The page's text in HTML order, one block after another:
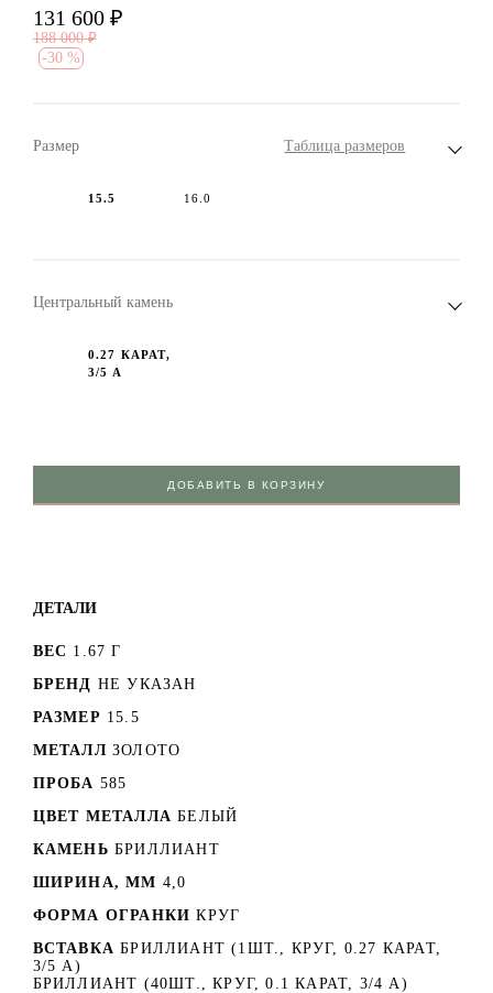
131 600 ₽
188 000 ₽
-30 %
Размер Таблица размеров
15.5 16.0
Центральный камень
0.27 КАРАТ,
3/5 А
ДОБАВИТЬ В КОРЗИНУ
ДЕТАЛИ
ВЕС 1.67 Г
БРЕНД НЕ УКАЗАН
РАЗМЕР 15.5
МЕТАЛЛ ЗОЛОТО
ПРОБА 585
ЦВЕТ МЕТАЛЛА БЕЛЫЙ
КАМЕНЬ БРИЛЛИАНТ
ШИРИНА, ММ 4,0
ФОРМА ОГРАНКИ КРУГ
ВСТАВКА БРИЛЛИАНТ (1ШТ., КРУГ, 0.27 КАРАТ,
3/5 А)
БРИЛЛИАНТ (40ШТ., КРУГ, 0.1 КАРАТ, 3/4 А)